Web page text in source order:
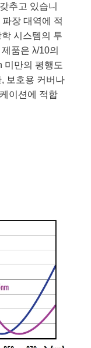
추고 있습니
장 대역에 적
시스템의 투
품은 λ/10의
미만의 평행도
보호용 커버나
이션에 적합